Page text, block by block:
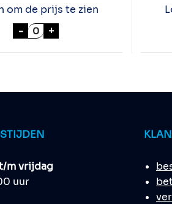
om de prijs te zien
- GALLON JAMESON
+
m vrijdag
uur